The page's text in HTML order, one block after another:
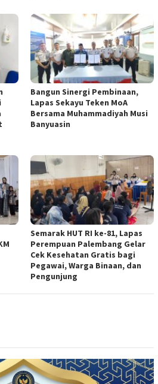
Bangun Sinergi Pembinaan,
Lapas Sekayu Teken MoA
Bersama Muhammadiyah Musi
Banyuasin
Semarak HUT RI ke-81, Lapas
Perempuan Palembang Gelar
Cek Kesehatan Gratis bagi
Pegawai, Warga Binaan, dan
Pengunjung